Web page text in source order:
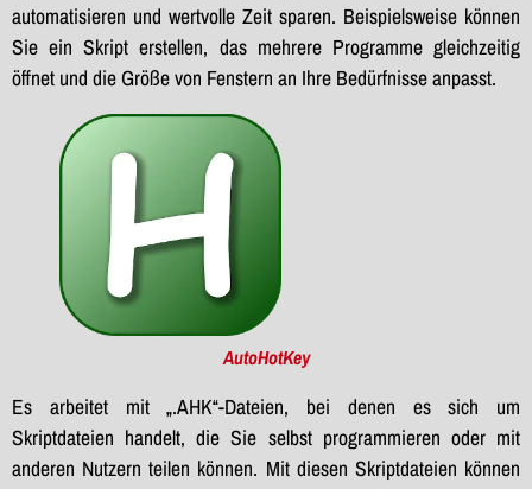
automatisieren und wertvolle Zeit sparen. Beispielsweise können
Sie ein Skript erstellen, das mehrere Programme gleichzeitig
öffnet und die Größe von Fenstern an Ihre Bedürfnisse anpasst.
AutoHotKey
Es arbeitet mit „.AHK“-Dateien, bei denen es sich um
Skriptdateien handelt, die Sie selbst programmieren oder mit
anderen Nutzern teilen können. Mit diesen Skriptdateien können